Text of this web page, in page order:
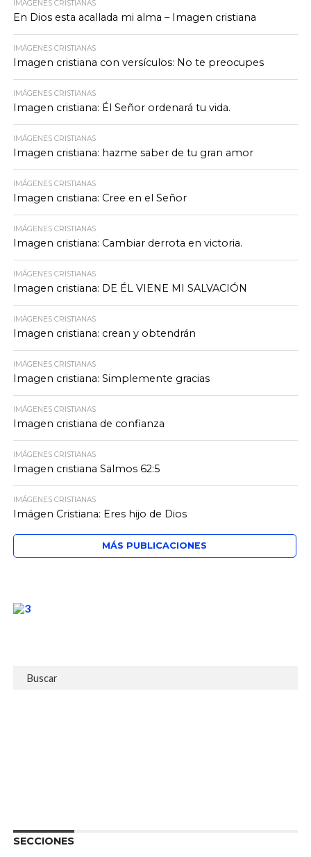
IMÁGENES CRISTIANAS
En Dios esta acallada mi alma – Imagen cristiana
IMÁGENES CRISTIANAS
Imagen cristiana con versículos: No te preocupes
IMÁGENES CRISTIANAS
Imagen cristiana: Él Señor ordenará tu vida.
IMÁGENES CRISTIANAS
Imagen cristiana: hazme saber de tu gran amor
IMÁGENES CRISTIANAS
Imagen cristiana: Cree en el Señor
IMÁGENES CRISTIANAS
Imagen cristiana: Cambiar derrota en victoria.
IMÁGENES CRISTIANAS
Imagen cristiana: DE ÉL VIENE MI SALVACIÓN
IMÁGENES CRISTIANAS
Imagen cristiana: crean y obtendrán
IMÁGENES CRISTIANAS
Imagen cristiana: Simplemente gracias
IMÁGENES CRISTIANAS
Imagen cristiana de confianza
IMÁGENES CRISTIANAS
Imagen cristiana Salmos 62:5
IMÁGENES CRISTIANAS
Imágen Cristiana: Eres hijo de Dios
MÁS PUBLICACIONES
SECCIONES